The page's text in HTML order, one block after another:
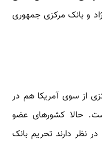
و بانک مرکزی جمهوری
از سوی آمریکا هم در
حالا کشورهای عضو
هم در ۳۰ ژانویه در نظر دارند تحریم بانک